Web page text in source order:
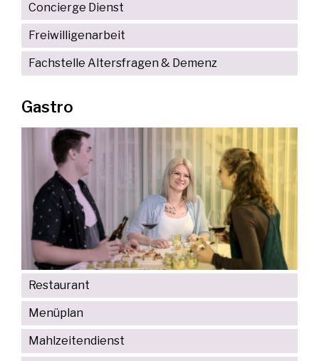
Concierge Dienst
Freiwilligenarbeit
Fachstelle Altersfragen & Demenz
Gastro
Restaurant
Menüplan
Mahlzeitendienst